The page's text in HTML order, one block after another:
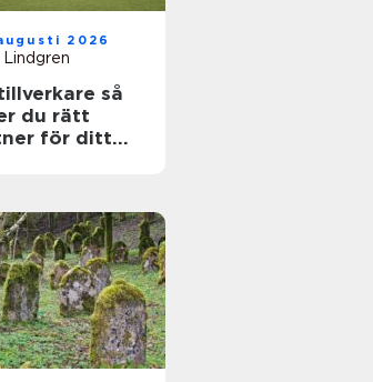
2026
Lindgren
så
du rätt
för ditt